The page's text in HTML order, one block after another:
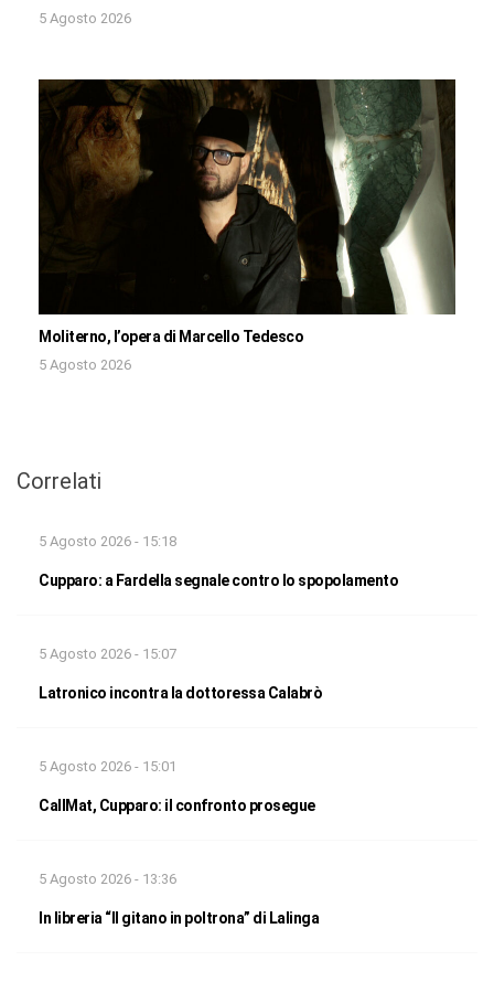
5 Agosto 2026
Moliterno, l’opera di Marcello Tedesco
5 Agosto 2026
Correlati
5 Agosto 2026 - 15:18
Cupparo: a Fardella segnale contro lo spopolamento
5 Agosto 2026 - 15:07
Latronico incontra la dottoressa Calabrò
5 Agosto 2026 - 15:01
CallMat, Cupparo: il confronto prosegue
5 Agosto 2026 - 13:36
In libreria “Il gitano in poltrona” di Lalinga